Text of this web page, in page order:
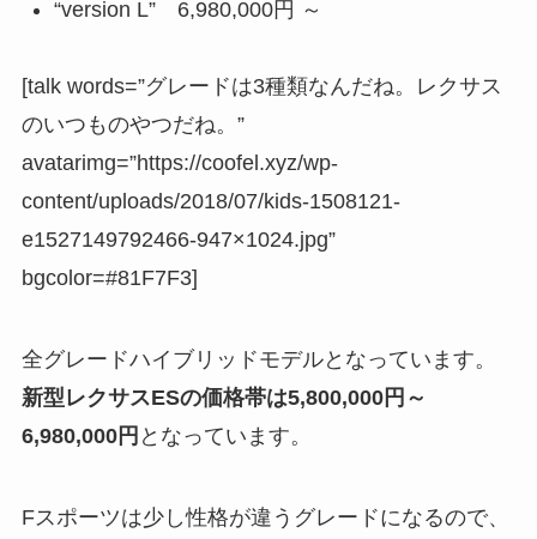
“version L” 6,980,000円 ～
[talk words=”グレードは3種類なんだね。レクサス
のいつものやつだね。”
avatarimg=”https://coofel.xyz/wp-
content/uploads/2018/07/kids-1508121-
e1527149792466-947×1024.jpg”
bgcolor=#81F7F3]
全グレードハイブリッドモデルとなっています。
新型レクサスESの価格帯は5,800,000円～
6,980,000円 となっています。
Fスポーツは少し性格が違うグレードになるので、